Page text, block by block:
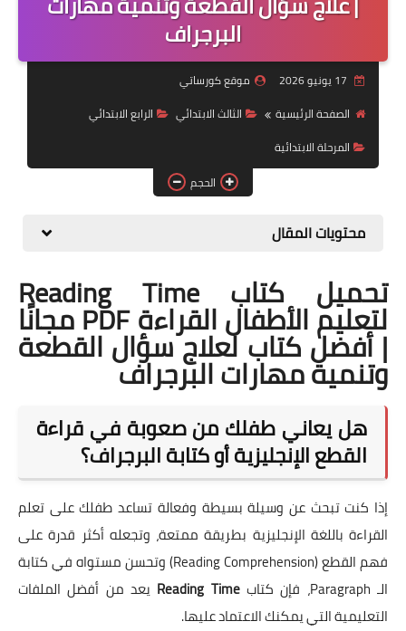
موضوعات
تربويات
تكنولوجيا
روايات
البرجراف
موقع كورساتي
الصفحة الرئيسية
الثالث الابتدائي
الرابع الابتدائي
المرحلة الابتدائية
الحجم
محتويات المقال
تحميل كتاب Reading Time
لتعليم الأطفال القراءة PDF مجانًا
| أفضل كتاب لعلاج سؤال القطعة
وتنمية مهارات البرجراف
هل يعاني طفلك من صعوبة في قراءة
القطع الإنجليزية أو كتابة البرجراف؟
إذا كنت تبحث عن وسيلة بسيطة وفعالة تساعد طفلك على تعلم
القراءة باللغة الإنجليزية بطريقة ممتعة، وتجعله أكثر قدرة على
فهم القطع (Reading Comprehension) وتحسن مستواه في كتابة
الـ Paragraph، فإن كتاب
Reading Time يعد من أفضل الملفات
التعليمية التي يمكنك الاعتماد عليها.